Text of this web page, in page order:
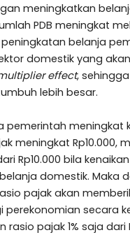
meningkatkan
PDB meningkat
belanja
domestik yang akan
effect, sehingga
lebih besar.
pemerintah meningkat
meningkat Rp10.000,
Rp10.000 bila
domestik. Maka
pajak akan
perekonomian secara
rasio pajak 1% saja dari